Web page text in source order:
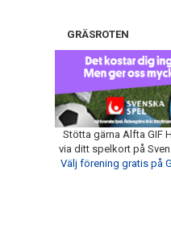
GRÄSROTEN
Stötta gärna Alfta GIF
via ditt spelkort på
Välj förening gratis på